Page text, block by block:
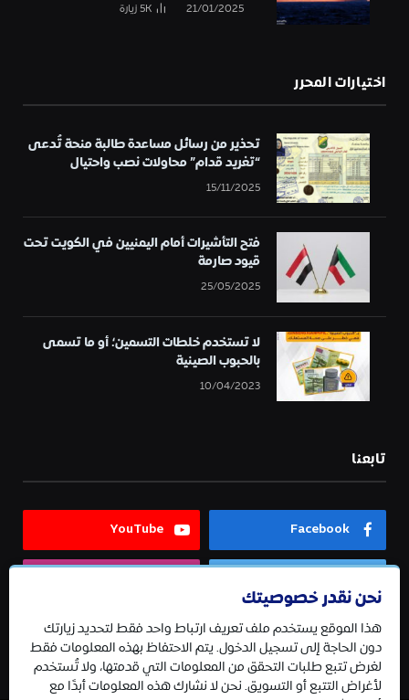
21/01/2025
5Kزيارة
اختيارات المحرر
تحذير من رسائل مساعدة طالبة منحة تُدعى
“تغريد قدام” محاولات نصب واحتيال
15/11/2025
فتح التأشيرات أمام اليمنيين في الكويت تحت
قيود صارمة
25/05/2025
لا تستخدم خلطات التسمين؛ أو ما تسمى
بالحبوب الصينية
10/04/2023
تابعنا
Facebook
YouTube
Telegram
نحن نقدر خصوصيتك
هذا الموقع يستخدم ملف تعريف ارتباط واحد فقط لتحديد زيارتك
دون الحاجة إلى تسجيل الدخول. يتم الاحتفاظ بهذه المعلومات فقط
لغرض تتبع طلبات التحقق من المعلومات التي قدمتها، ولا تُستخدم
لأغراض التتبع أو التسويق. نحن لا نشارك هذه المعلومات أبدًا مع